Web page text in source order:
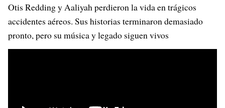
Otis Redding y Aaliyah perdieron la vida en trágicos
accidentes aéreos. Sus historias terminaron demasiado
pronto, pero su música y legado siguen vivos